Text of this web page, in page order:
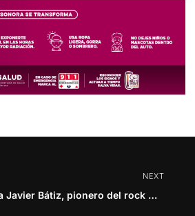
NEXT
Muere el guitarrista Javier Bátiz, pionero del rock mexicano